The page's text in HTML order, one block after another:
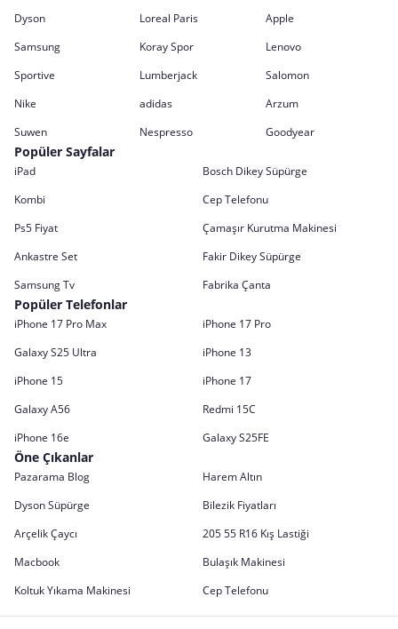
Dyson
Loreal Paris
Apple
Samsung
Koray Spor
Lenovo
Sportive
Lumberjack
Salomon
Nike
adidas
Arzum
Suwen
Nespresso Goodyear
Popüler Sayfalar
iPad
Bosch Dikey Süpürge
Kombi
Cep Telefonu
Ps5 Fiyat
Çamaşır Kurutma Makinesi
Ankastre Set
Fakir Dikey Süpürge
Samsung Tv
Fabrika Çanta
Popüler Telefonlar
iPhone 17 Pro Max
iPhone 17 Pro
Galaxy S25 Ultra
iPhone 13
iPhone 15
iPhone 17
Galaxy A56
Redmi 15C
iPhone 16e
Galaxy S25FE
Öne Çıkanlar
Pazarama Blog
Harem Altın
Dyson Süpürge
Bilezik Fiyatları
Arçelik Çaycı
205 55 R16 Kış Lastiği
Macbook
Bulaşık Makinesi
Koltuk Yıkama Makinesi
Cep Telefonu